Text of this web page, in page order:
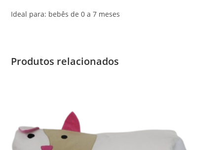
Ideal para: bebês de 0 a 7 meses
Produtos relacionados